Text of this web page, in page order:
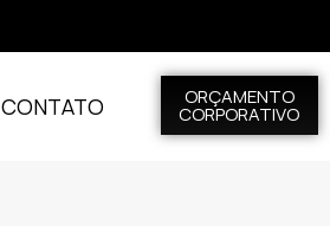
CONTATO ORÇAMENTO
CORPORATIVO